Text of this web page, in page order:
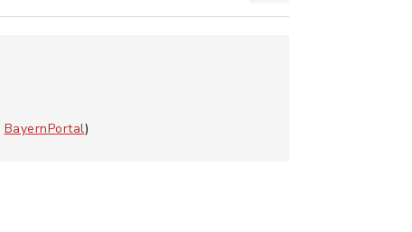
BayernPortal)